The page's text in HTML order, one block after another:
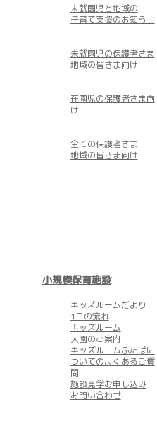
未就園児と地域の
子育て支援のお知らせ
未就園児の保護者さま
地域の皆さま向け
在園児の保護者さま向
け
全ての保護者さま
地域の皆さま向け
小規模保育施設
キッズルームだより
1日の流れ
キッズルーム
入園のご案内
キッズルームふたばに
ついてのよくあるご質
問
施設見学お申し込み
お問い合わせ